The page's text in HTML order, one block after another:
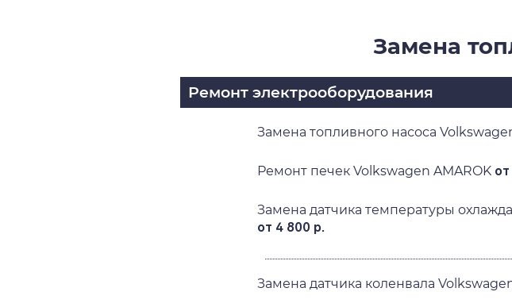
Замена
Ремонт электрооборудования
Замена топливного насоса
Ремонт печек Volkswagen AMAROK
Замена датчика температуры
от 4 800 р.
Замена датчика коленвала